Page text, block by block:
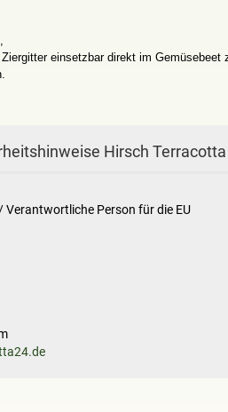
einsetzbar direkt im Gemüsebeet
Hirsch Terracotta
Person für die EU